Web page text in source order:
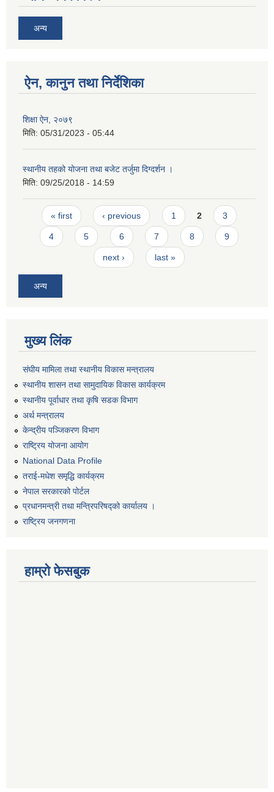
अन्य
ऐन, कानुन तथा निर्देशिका
शिक्षा ऐन, २०७९
मिति: 05/31/2023 - 05:44
स्थानीय तहको योजना तथा बजेट तर्जुमा दिग्दर्शन ।
मिति: 09/25/2018 - 14:59
Pages
« first ‹ previous 1 2 3
4 5 6 7 8 9
next › last »
अन्य
मुख्य लिंक
संघीय मामिला तथा स्थानीय विकास मन्त्रालय
स्थानीय शासन तथा सामुदायिक विकास कार्यक्रम
स्थानीय पूर्वाधार तथा कृषि सडक विभाग
अर्थ मन्त्रालय
केन्द्रीय पञ्जिकरण विभाग
राष्ट्रिय योजना आयोग
National Data Profile
तराई-मधेश समृद्धि कार्यक्रम
नेपाल सरकारको पोर्टल
प्रधानमन्त्री तथा मन्त्रिपरिषद्को कार्यालय ।
राष्ट्रिय जनगणना
हाम्रो फेसबुक